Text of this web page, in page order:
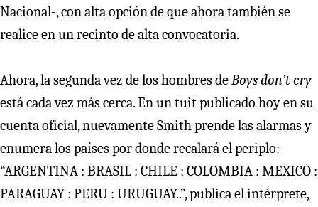
Nacional-, con alta opción de que ahora también se
realice en un recinto de alta convocatoria.
Ahora, la segunda vez de los hombres deBoys don’t cry
está cada vez más cerca. En un tuit publicado hoy en su
cuenta oficial, nuevamente Smith prende las alarmas y
enumera los países por donde recalará el periplo:
“ARGENTINA : BRASIL : CHILE : COLOMBIA : MEXICO :
PARAGUAY : PERU : URUGUAY..”, publica el intérprete,